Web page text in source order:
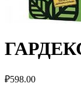
₽598.00